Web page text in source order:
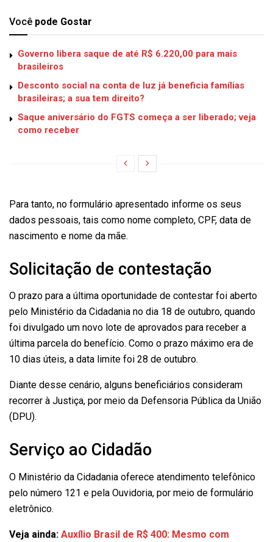
Você pode Gostar
Governo libera saque de até R$ 6.220,00 para mais
brasileiros
Desconto social na conta de luz já beneficia famílias
brasileiras; a sua tem direito?
Saque aniversário do FGTS começa a ser liberado; veja
como receber
Para tanto, no formulário apresentado informe os seus
dados pessoais, tais como nome completo, CPF, data de
nascimento e nome da mãe.
Solicitação de contestação
O prazo para a última oportunidade de contestar foi aberto
pelo Ministério da Cidadania no dia 18 de outubro, quando
foi divulgado um novo lote de aprovados para receber a
última parcela do benefício. Como o prazo máximo era de
10 dias úteis, a data limite foi 28 de outubro.
Diante desse cenário, alguns beneficiários consideram
recorrer à Justiça, por meio da Defensoria Pública da União
(DPU).
Serviço ao Cidadão
O Ministério da Cidadania oferece atendimento telefônico
pelo número 121 e pela Ouvidoria, por meio de formulário
eletrônico.
Veja ainda: Auxílio Brasil de R$ 400: Mesmo com